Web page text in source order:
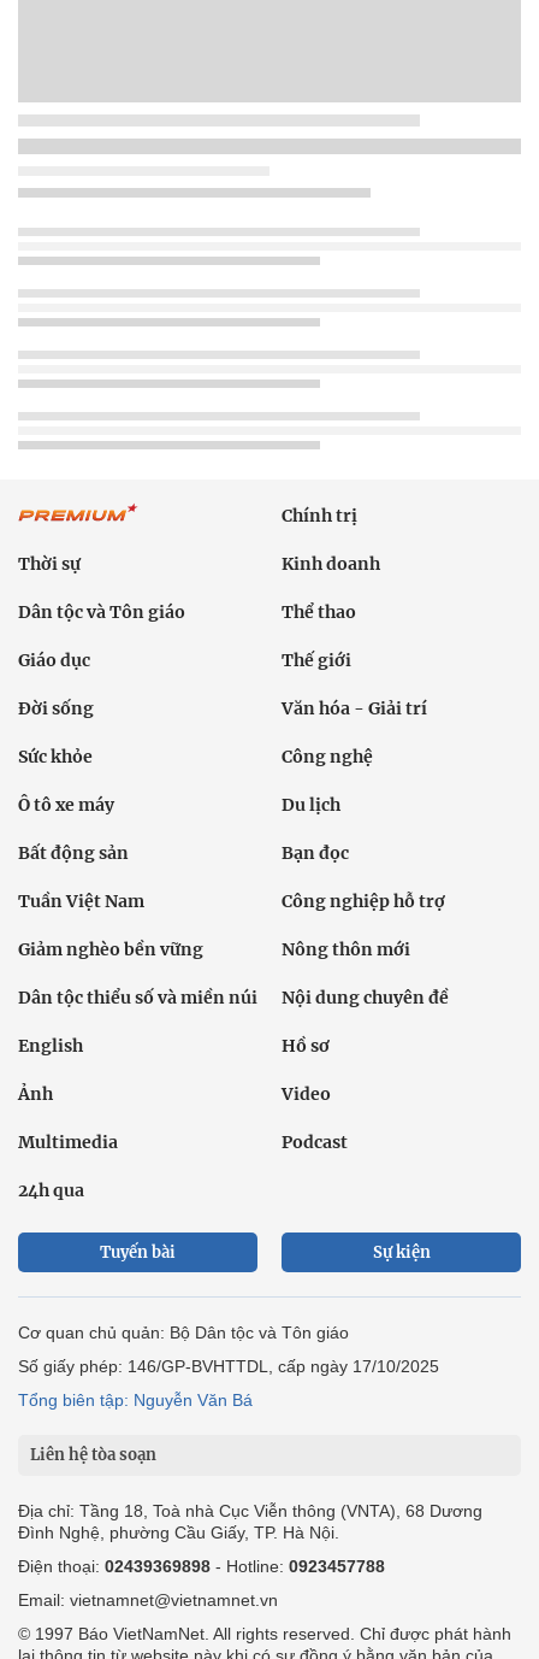
Chính trị
Thời sự Kinh doanh
Dân tộc và Tôn giáo Thể thao
Giáo dục Thế giới
Đời sống Văn hóa - Giải trí
Sức khỏe Công nghệ
Ô tô xe máy Du lịch
Bất động sản Bạn đọc
Tuần Việt Nam Công nghiệp hỗ trợ
Giảm nghèo bền vững Nông thôn mới
Dân tộc thiểu số và miền núi Nội dung chuyên đề
English Hồ sơ
Ảnh Video
Multimedia Podcast
24h qua
Tuyến bài Sự kiện
Cơ quan chủ quản: Bộ Dân tộc và Tôn giáo
Số giấy phép: 146/GP-BVHTTDL, cấp ngày 17/10/2025
Tổng biên tập: Nguyễn Văn Bá
Liên hệ tòa soạn
Địa chỉ: Tầng 18, Toà nhà Cục Viễn thông (VNTA), 68 Dương
Đình Nghệ, phường Cầu Giấy, TP. Hà Nội.
Điện thoại: 02439369898 - Hotline: 0923457788
Email: vietnamnet@vietnamnet.vn
© 1997 Báo VietNamNet. All rights reserved. Chỉ được phát hành